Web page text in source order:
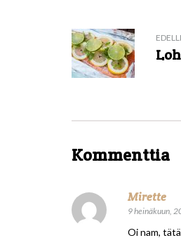
Kommenttia
Mirette
9 heinäkuun,
Oi nam,